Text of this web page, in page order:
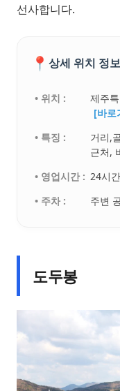
선사합니다.
📍 상세 위치 정보
• 위치 :
제주
[바로
• 특징 :
거리,
근처,
• 영업시간 : 24시
• 주차 :
주변
도두봉